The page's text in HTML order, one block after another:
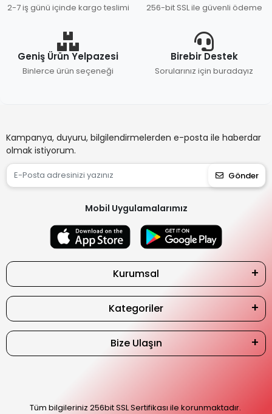
2-7 iş günü içinde kargo teslimi 256-bit SSL ile güvenli ödeme
Geniş Ürün Yelpazesi
Binlerce ürün seçeneği
Birebir Destek
Sorularınız için buradayız
Kampanya, duyuru, bilgilendirmelerden e-posta ile haberdar
olmak istiyorum.
Gönder
Mobil Uygulamalarımız
Kurumsal
Kategoriler
Bize Ulaşın
Tüm bilgileriniz 256bit SSL Sertifikası ile korunmaktadır.